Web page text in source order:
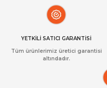
YETKİLİ SATICI GARANTİSİ
Tüm ürünlerimiz üretici garantisi
altındadır.